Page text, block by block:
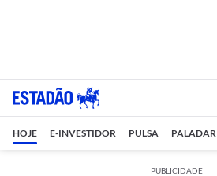
HOJE E-INVESTIDOR PULSA PALADAR
PUBLICIDADE